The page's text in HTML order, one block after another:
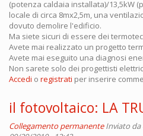
(potenza caldaia installata)/13,5kW
locale di circa 8mx2,5m, una
dovuto demolire l'edificio.
Ma siete sicuri di essere dei
Avete mai realizzato un progetto
Avete mai eseguito una diagnosi
Non sarete solo dei progettisti
Accedi o registrati per inserire
il fotovoltaico: LA
Collegamento permanente Inviato da